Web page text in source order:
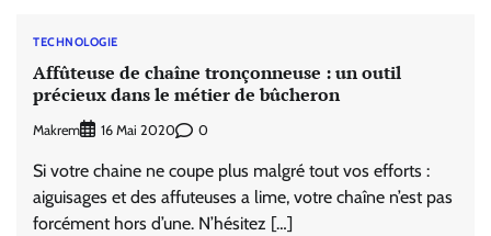
TECHNOLOGIE
Affûteuse de chaîne tronçonneuse : un outil
précieux dans le métier de bûcheron
Makrem 16 Mai 2020 0
Si votre chaine ne coupe plus malgré tout vos efforts :
aiguisages et des affuteuses a lime, votre chaîne n’est pas
forcément hors d’une. N’hésitez […]